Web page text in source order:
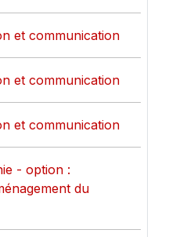
et communication
et communication
et communication
- option :
du